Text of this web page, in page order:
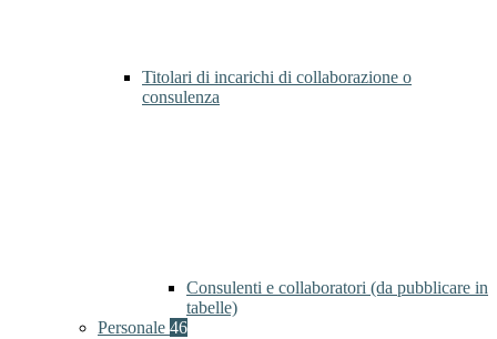
Titolari di incarichi di collaborazione o
consulenza
Consulenti e collaboratori (da pubblicare in
tabelle)
Personale 46